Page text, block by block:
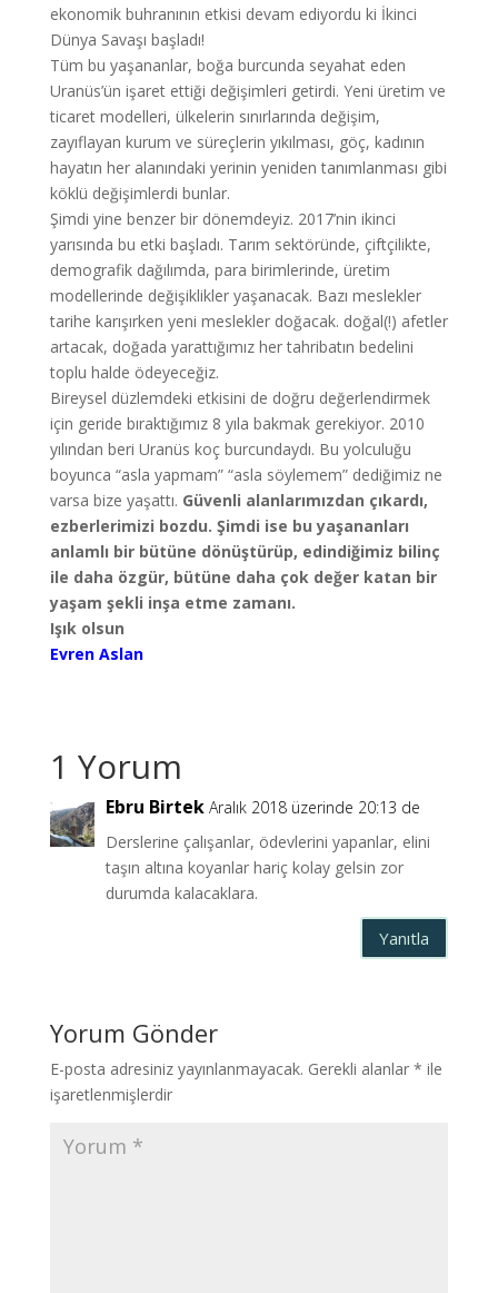
ekonomik buhranının etkisi devam ediyordu ki İkinci
Dünya Savaşı başladı!
Tüm bu yaşananlar, boğa burcunda seyahat eden
Uranüs’ün işaret ettiği değişimleri getirdi. Yeni üretim ve
ticaret modelleri, ülkelerin sınırlarında değişim,
zayıflayan kurum ve süreçlerin yıkılması, göç, kadının
hayatın her alanındaki yerinin yeniden tanımlanması gibi
köklü değişimlerdi bunlar.
Şimdi yine benzer bir dönemdeyiz. 2017’nin ikinci
yarısında bu etki başladı. Tarım sektöründe, çiftçilikte,
demografik dağılımda, para birimlerinde, üretim
modellerinde değişiklikler yaşanacak. Bazı meslekler
tarihe karışırken yeni meslekler doğacak. doğal(!) afetler
artacak, doğada yarattığımız her tahribatın bedelini
toplu halde ödeyeceğiz.
Bireysel düzlemdeki etkisini de doğru değerlendirmek
için geride bıraktığımız 8 yıla bakmak gerekiyor. 2010
yılından beri Uranüs koç burcundaydı. Bu yolculuğu
boyunca “asla yapmam” “asla söylemem” dediğimiz ne
varsa bize yaşattı. Güvenli alanlarımızdan çıkardı,
ezberlerimizi bozdu. Şimdi ise bu yaşananları
anlamlı bir bütüne dönüştürüp, edindiğimiz bilinç
ile daha özgür, bütüne daha çok değer katan bir
yaşam şekli inşa etme zamanı.
Işık olsun
Evren Aslan
1 Yorum
Ebru Birtek Aralık 2018 üzerinde 20:13 de
Derslerine çalışanlar, ödevlerini yapanlar, elini
taşın altına koyanlar hariç kolay gelsin zor
durumda kalacaklara.
Yanıtla
Yorum Gönder
E-posta adresiniz yayınlanmayacak. Gerekli alanlar * ile
işaretlenmişlerdir